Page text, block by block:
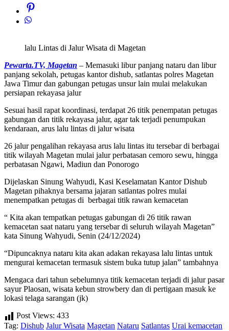
lalu Lintas di Jalur Wisata di Magetan
Pewarta.TV, Magetan – Memasuki libur panjang nataru dan libur
panjang sekolah, petugas kantor dishub, satlantas polres Magetan
Jawa Timur dan gabungan petugas unsur lain mulai melakukan
persiapan rekayasa jalur
Sesuai hasil rapat koordinasi, terdapat 26 titik penempatan petugas
gabungan dan titik rekayasa jalur, agar tak terjadi penumpukan
kendaraan, arus lalu lintas di jalur wisata
26 jalur pengalihan rekayasa arus lalu lintas itu tersebar di berbagai
titik wilayah Magetan mulai jalur perbatasan cemoro sewu, hingga
perbatasan Ngawi, Madiun dan Ponorogo
Dijelaskan Sinung Wahyudi, Kasi Keselamatan Kantor Dishub
Magetan pihaknya bersama jajaran satlantas polres mulai
menempatkan petugas di berbagai titik rawan kemacetan
“ Kita akan tempatkan petugas gabungan di 26 titik rawan
kemacetan saat nataru yang tersebar di seluruh wilayah Magetan”
kata Sinung Wahyudi, Senin (24/12/2024)
“Dipuncaknya nataru kita akan adakan rekayasa lalu lintas untuk
mengurai kemacetan termasuk sistem buka tutup jalan” tambahnya
Mengaca dari tahun sebelumnya titik kemacetan terjadi di jalur pasar
sayur Plaosan, wisata kebun strowbery dan di pertigaan masuk ke
lokasi telaga sarangan (jk)
Post Views: 433
Tag: Dishub Jalur Wisata Magetan Nataru Satlantas Urai kemacetan